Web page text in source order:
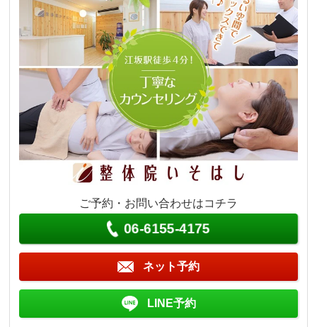
ご予約・お問い合わせはコチラ
06-6155-4175
ネット予約
LINE予約